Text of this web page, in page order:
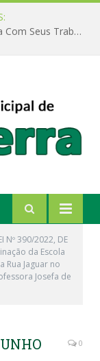
Câmara de Vereadores de Belterra Retorna Com Seus Trabalhos Legislativos
Nº 390/2022, DE
da Escola
Rua Jaguar no
Josefa de
0